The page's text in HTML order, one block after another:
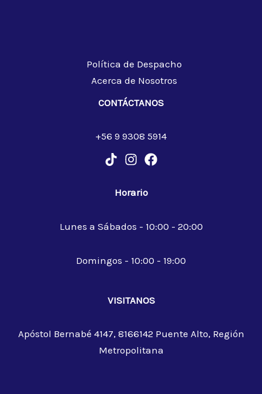
Política de Despacho
Acerca de Nosotros
CONTÁCTANOS
+56 9 9308 5914
Horario
Lunes a Sábados - 10:00 - 20:00
Domingos - 10:00 - 19:00
VISITANOS
Apóstol Bernabé 4147, 8166142 Puente Alto, Región
Metropolitana